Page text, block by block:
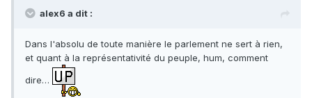
alex6 a dit :
Dans l'absolu de toute manière le parlement ne sert à rien,
et quant à la représentativité du peuple, hum, comment
dire…